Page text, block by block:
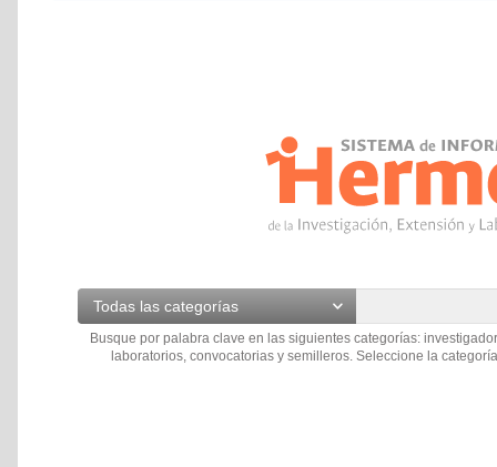
Todas las categorías
Busque por palabra clave en las siguientes categorías:
laboratorios, convocatorias y semilleros. Seleccione la